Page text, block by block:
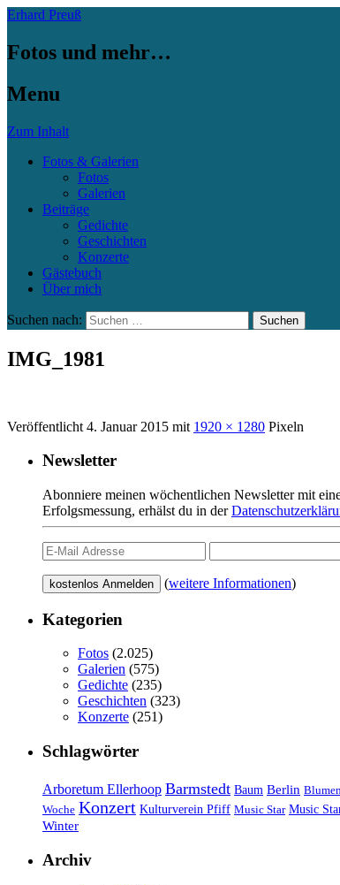
Erhard Preuß
Fotos und mehr…
Menu
Zum Inhalt
Fotos & Galerien
Fotos
Galerien
Beiträge
Gedichte
Geschichten
Konzerte
Gästebuch
Über mich
Suchen nach:
IMG_1981
Veröffentlicht 4. Januar 2015 mit 1920 × 1280 Pixeln
Newsletter
Abonniere meinen wöchentlichen Newsletter mit
Erfolgsmessung, erhälst du in der
(weitere Informationen)
Kategorien
Fotos (2.025)
Galerien (575)
Gedichte (235)
Geschichten (323)
Konzerte (251)
Schlagwörter
Arboretum Ellerhoop Barmstedt Baum Berlin Blumen
Woche Konzert Kulturverein Pfiff Music Star Music
Winter
Archiv